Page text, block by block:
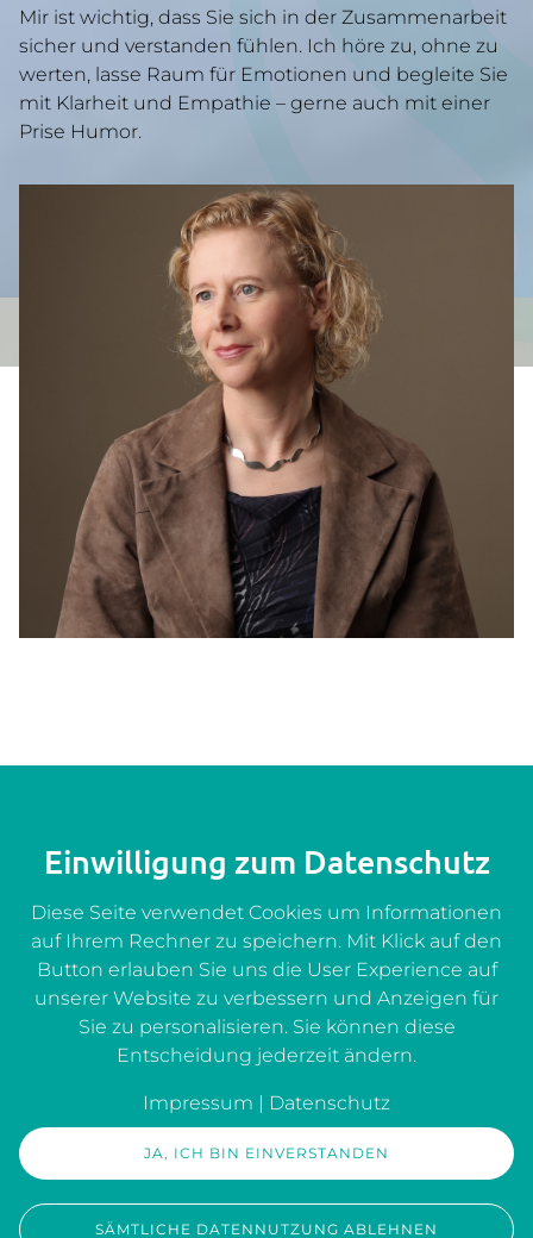
Mir ist wichtig, dass Sie sich in der Zusammenarbeit
sicher und verstanden fühlen. Ich höre zu, ohne zu
werten, lasse Raum für Emotionen und begleite Sie
mit Klarheit und Empathie – gerne auch mit einer
Prise Humor.
KLINISCHE ERFAHRUNG UND ARBEIT IM
UNTERNEHMENSKONTEXT.
Seit 2025
Psychotherapeutin in eigener Praxis
2023–2024
Einwilligung zum Datenschutz
Diese Seite verwendet Cookies um Informationen
auf Ihrem Rechner zu speichern. Mit Klick auf den
Button erlauben Sie uns die User Experience auf
unserer Website zu verbessern und Anzeigen für
Sie zu personalisieren. Sie können diese
Entscheidung jederzeit ändern.
Impressum | Datenschutz
JA, ICH BIN EINVERSTANDEN
SÄMTLICHE DATENNUTZUNG ABLEHNEN